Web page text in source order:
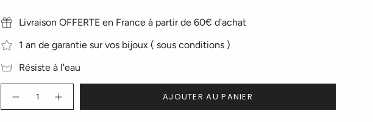
Livraison OFFERTE en France à partir de 60€ d'achat
1 an de garantie sur vos bijoux ( sous conditions )
Résiste à l'eau
AJOUTER AU PANIER